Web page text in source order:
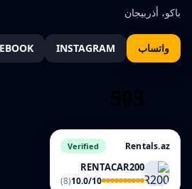
باكو، أذربيجان
واتساب INSTAGRAM
Rentals.az
Verified
RENTACAR200
10.0/10
(8)